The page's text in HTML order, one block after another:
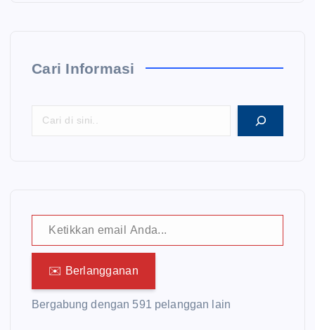
Cari Informasi
Ketikkan email Anda...
✉️ Berlangganan
Bergabung dengan 591 pelanggan lain